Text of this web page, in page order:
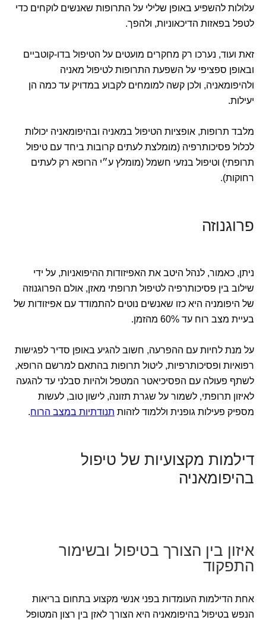
עלולות להשפיע באופן שלילי על התרופות שאנשים לוקחים כדי
לטפל בפאזות הדיכאוניות, ולהפך.
זאת ועוד, נערכו רק מחקרים מועטים על הטיפול בדו-קוטביים
ובאופן ספציפי על השפעת התרופות לטיפול מאניה
ולהיפומאניה, ולכן קשה למומחים לקבוע במדויק עד כמה הן
יעילות.
מלבד תרופות, אופציות הטיפול במאניה ובהיפומאניה יכולות
לכלול פסיכותרפיה (מומלצת לעתים קרובות ביחד עם טיפול
תרופתי) וטיפול בנזעי חשמל (מומלץ ע״י הרופא רק לעתים
רחוקות).
פרוגנוזה
ניתן, כאמור, לנהל היטב את האפיזודות ההיפואניות, על ידי
שילוב בין פסיכותרפיה לטיפול תרופתי מאזן, אולם הפרוגנוזה
של היפומניה היא כזו שאנשים נוטים להתמודד עם אפיזודות של
בעיית מצב רוח עד 60% מהזמן.
על מנת לחיות עם ההפרעה, חשוב להגיע באופן סדיר לפגישות
רפואיות ופסיכותרפיות, ליטול תרופות בהתאם למרשם הרופא,
לשתף פעולה עם הפסיכיאטר המטפל ולהיות סבלני עד להגעה
לאיזון תרופתי, לשמור על שגרת תזונה, לישון טוב, לעשות
מספיק פעילות גופנית וללמוד לזהות תנודתיות במצב הרוח.
דילמות מקצועיות של טיפול
בהיפומאניה
איזון בין הצורך בטיפול ובשימור
התפקוד
אחת הדילמות העומדות בפני אנשי מקצוע בתחום בריאות
הנפש בטיפול בהיפומאניה היא הצורך לאזן בין רצון המטופל